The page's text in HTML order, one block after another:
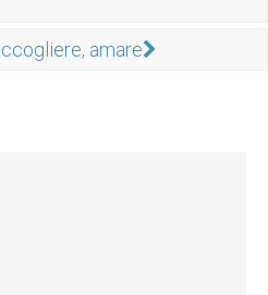
amare